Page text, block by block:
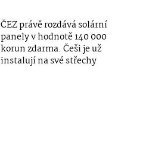
ČEZ právě rozdává solární
panely v hodnotě 140 000
korun zdarma. Češi je už
instalují na své střechy